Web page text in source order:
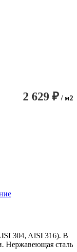
2 629 ₽ / м2
304, AISI 316). В
Нержавеющая сталь